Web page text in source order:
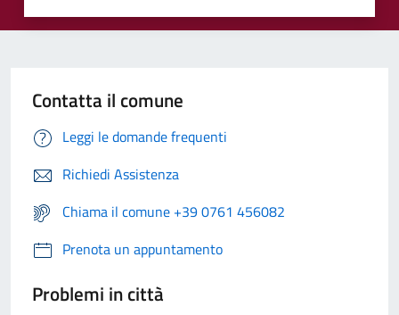
Contatta il comune
Leggi le domande frequenti
Richiedi Assistenza
Chiama il comune +39 0761 456082
Prenota un appuntamento
Problemi in città